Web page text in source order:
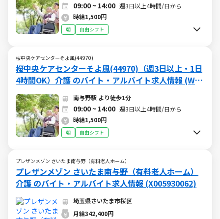
09:00 ~ 14:00 週3日以上4時間/日から
時給1,500円
朝 自由シフト
桜中央ケアセンターそよ風(44970)
桜中央ケアセンターそよ風(44970)（週3日以上・1日
4時間OK）介護 のバイト・アルバイト求人情報 (W01
5510456)（日勤）南与野駅 より徒歩1分
09:00 ~ 14:00 週3日以上4時間/日から
時給1,500円
朝 自由シフト
プレザンメゾン さいたま南与野（有料老人ホーム）
プレザンメゾン さいたま南与野（有料老人ホーム）
介護 のバイト・アルバイト求人情報 (X005930062)
埼玉県さいたま市桜区
月給342,400円